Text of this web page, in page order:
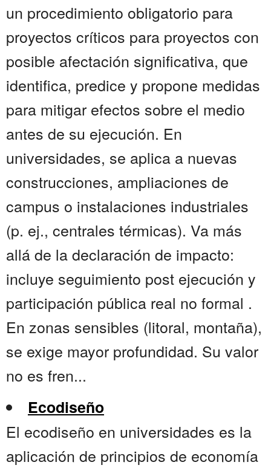
un procedimiento obligatorio para
proyectos críticos para proyectos con
posible afectación significativa, que
identifica, predice y propone medidas
para mitigar efectos sobre el medio
antes de su ejecución. En
universidades, se aplica a nuevas
construcciones, ampliaciones de
campus o instalaciones industriales
(p. ej., centrales térmicas). Va más
allá de la declaración de impacto:
incluye seguimiento post ejecución y
participación pública real no formal .
En zonas sensibles (litoral, montaña),
se exige mayor profundidad. Su valor
no es fren...
Ecodiseño
El ecodiseño en universidades es la
aplicación de principios de economía